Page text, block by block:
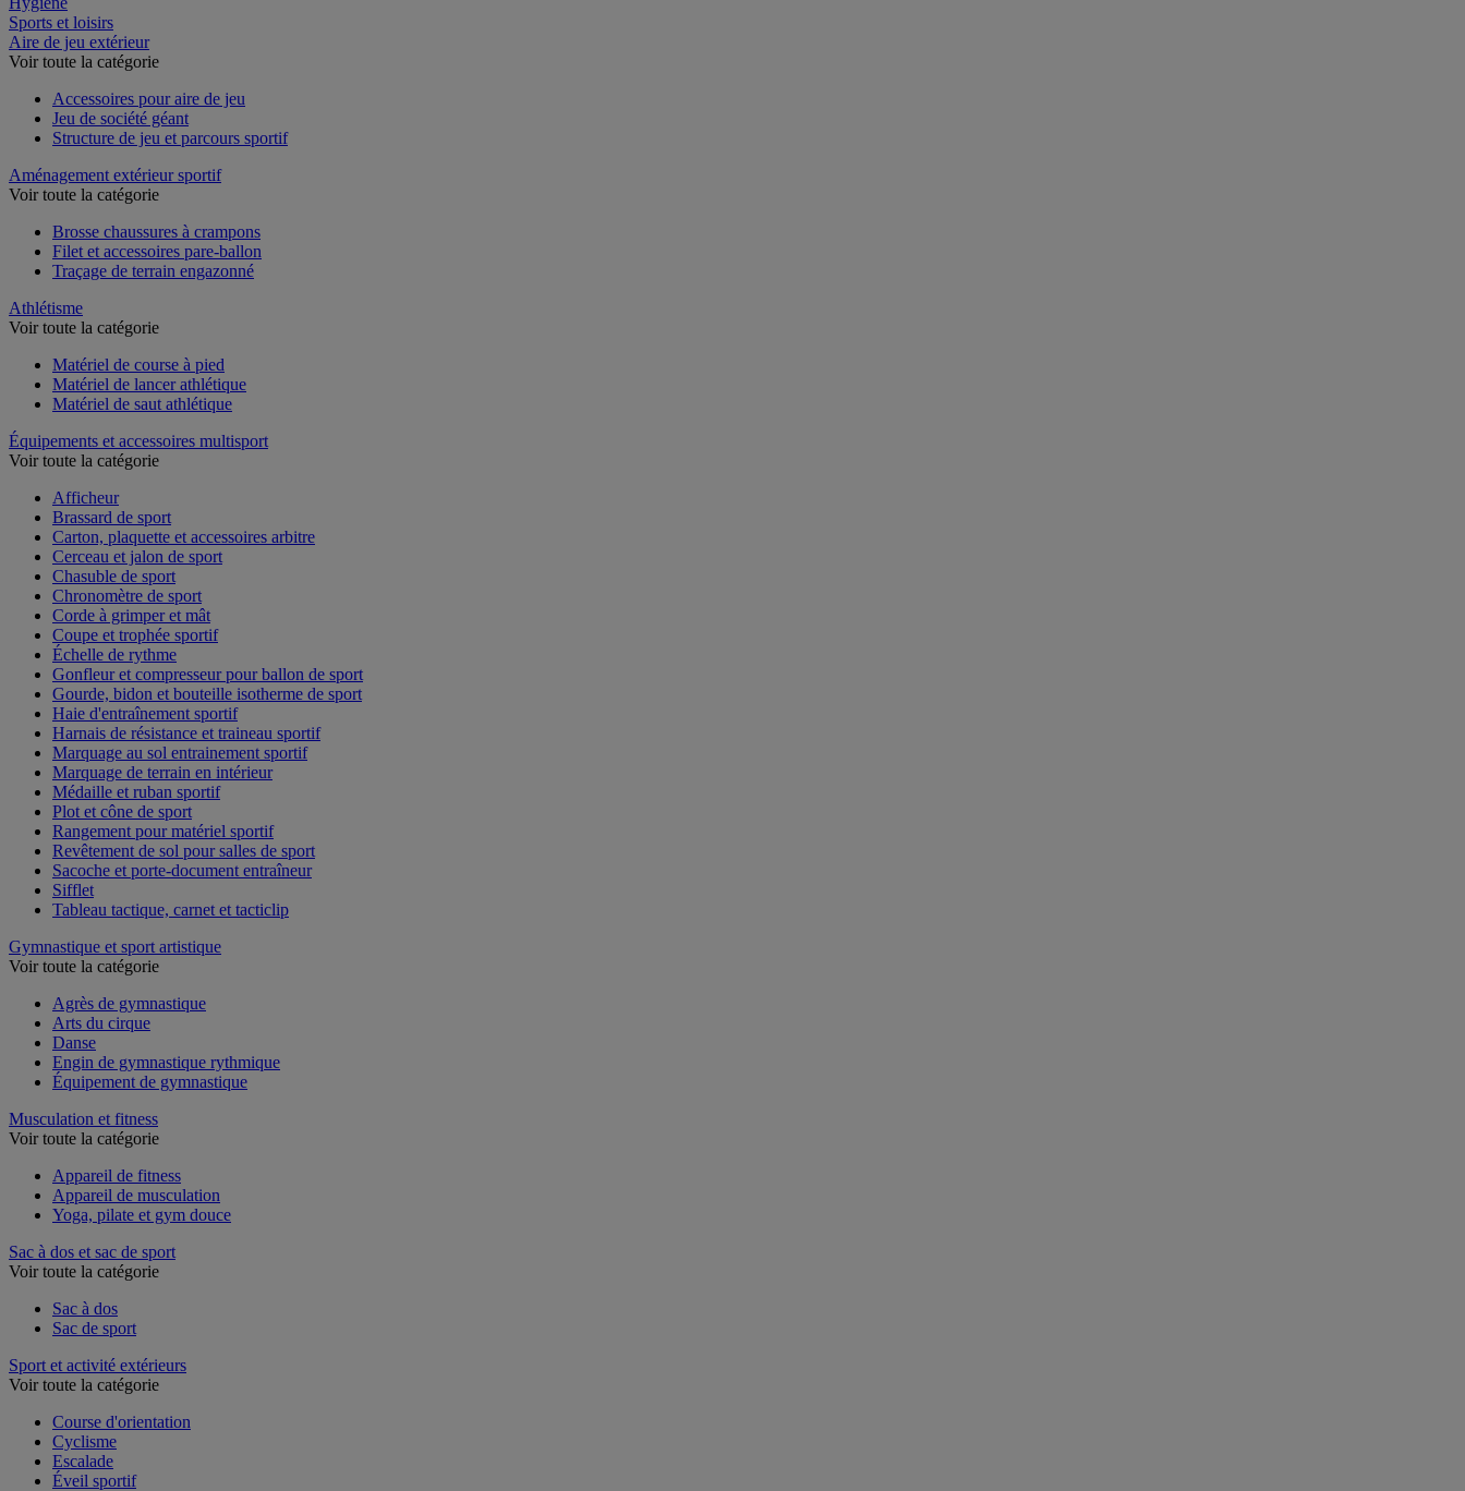
Sports et loisirs
Aire de jeu extérieur
Voir toute la catégorie
Accessoires pour aire de jeu
Jeu de société géant
Structure de jeu et parcours sportif
Aménagement extérieur sportif
Voir toute la catégorie
Brosse chaussures à crampons
Filet et accessoires pare-ballon
Traçage de terrain engazonné
Athlétisme
Voir toute la catégorie
Matériel de course à pied
Matériel de lancer athlétique
Matériel de saut athlétique
Équipements et accessoires multisport
Voir toute la catégorie
Afficheur
Brassard de sport
Carton, plaquette et accessoires arbitre
Cerceau et jalon de sport
Chasuble de sport
Chronomètre de sport
Corde à grimper et mât
Coupe et trophée sportif
Échelle de rythme
Gonfleur et compresseur pour ballon de sport
Gourde, bidon et bouteille isotherme de sport
Haie d'entraînement sportif
Harnais de résistance et traineau sportif
Marquage au sol entrainement sportif
Marquage de terrain en intérieur
Médaille et ruban sportif
Plot et cône de sport
Rangement pour matériel sportif
Revêtement de sol pour salles de sport
Sacoche et porte-document entraîneur
Sifflet
Tableau tactique, carnet et tacticlip
Gymnastique et sport artistique
Voir toute la catégorie
Agrès de gymnastique
Arts du cirque
Danse
Engin de gymnastique rythmique
Équipement de gymnastique
Musculation et fitness
Voir toute la catégorie
Appareil de fitness
Appareil de musculation
Yoga, pilate et gym douce
Sac à dos et sac de sport
Voir toute la catégorie
Sac à dos
Sac de sport
Sport et activité extérieurs
Voir toute la catégorie
Course d'orientation
Cyclisme
Escalade
Éveil sportif